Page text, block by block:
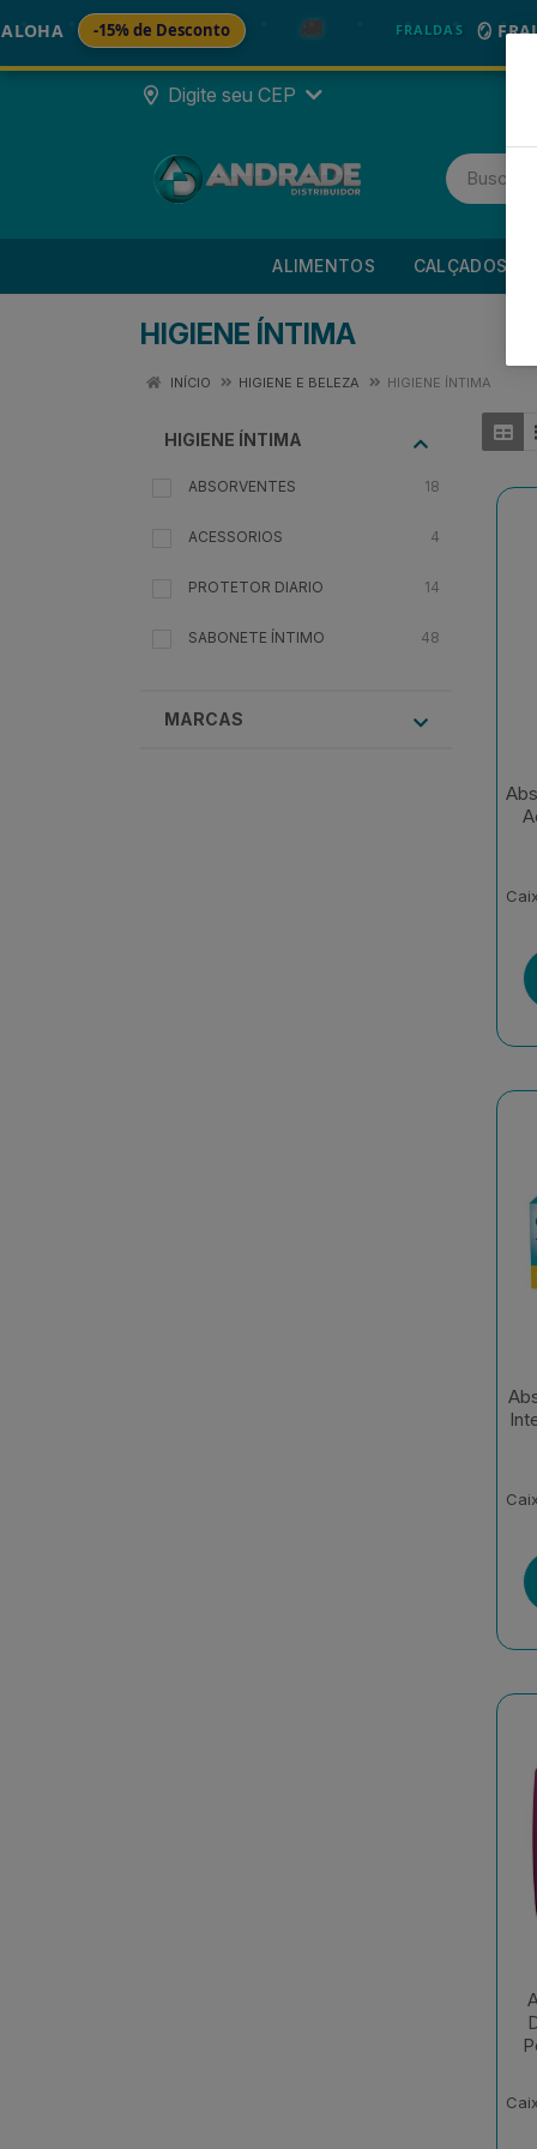
-15% de Desconto 🚚 🪞 FRALDA
Digite seu CEP
ALIMENTOS CALÇADOS
HIGIENE ÍNTIMA
INÍCIO HIGIENE E BELEZA HIGIENE ÍNTIMA
HIGIENE ÍNTIMA
ABSORVENTES 18
ACESSORIOS 4
PROTETOR DIARIO 14
SABONETE ÍNTIMO 48
MARCAS